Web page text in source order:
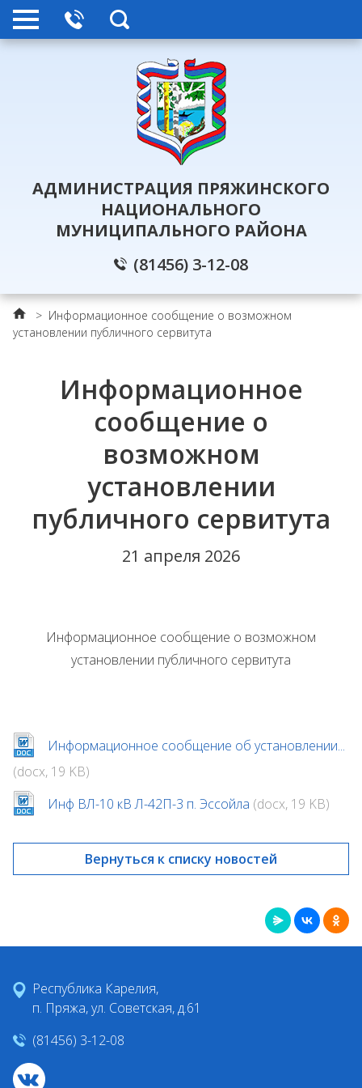
АДМИНИСТРАЦИЯ ПРЯЖИНСКОГО
НАЦИОНАЛЬНОГО
МУНИЦИПАЛЬНОГО РАЙОНА
(81456) 3-12-08
> Информационное сообщение о возможном
установлении публичного сервитута
Информационное
сообщение о
возможном
установлении
публичного сервитута
21 апреля 2026
Информационное сообщение о возможном
установлении публичного сервитута
Информационное сообщение об установлении...
(docx, 19 KB)
Инф ВЛ-10 кВ Л-42П-3 п. Эссойла (docx, 19 KB)
Вернуться к списку новостей
Республика Карелия,
п. Пряжа, ул. Советская, д.61
(81456) 3-12-08